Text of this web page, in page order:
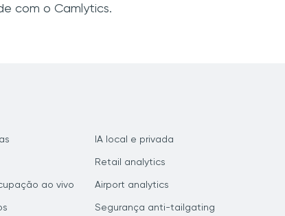
com o Camlytics.
ao vivo
IA local e privada
Retail analytics
Airport analytics
Segurança anti-tailgating